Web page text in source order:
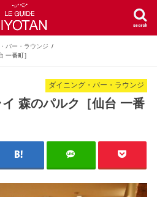
search
バー・ラウンジ
一番町］
ダイニング・バー・ラウンジ
森のパルク［仙台 一番